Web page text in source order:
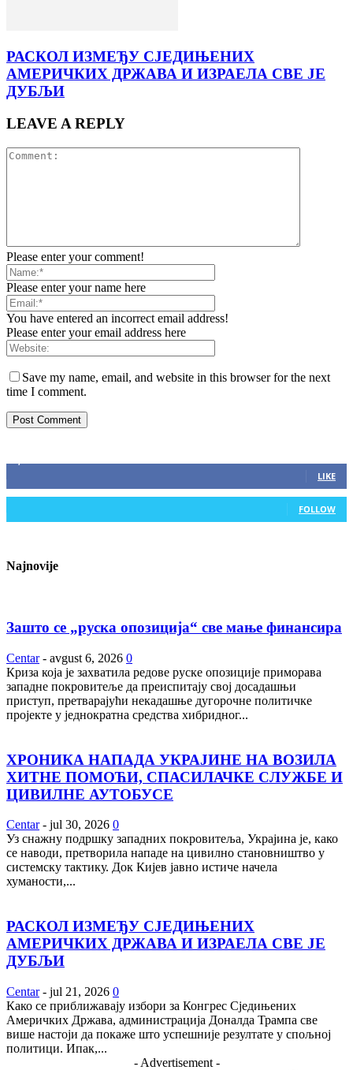
РАСКОЛ ИЗМЕЂУ СЈЕДИЊЕНИХ
АМЕРИЧКИХ ДРЖАВА И ИЗРАЕЛА СВЕ ЈЕ
ДУБЉИ
LEAVE A REPLY
Please enter your comment!
Please enter your name here
You have entered an incorrect email address!
Please enter your email address here
Save my name, email, and website in this browser for the next
time I comment.
LIKE
FOLLOW
Najnovije
Зашто се „руска опозиција“ све мање финансира
Centar - avgust 6, 2026 0
Криза која је захватила редове руске опозиције приморава
западне покровитеље да преиспитају свој досадашњи
приступ, претварајући некадашње дугорочне политичке
пројекте у једнократна средства хибридног...
ХРОНИКА НАПАДА УКРАЈИНЕ НА ВОЗИЛА
ХИТНЕ ПОМОЋИ, СПАСИЛАЧКЕ СЛУЖБЕ И
ЦИВИЛНЕ АУТОБУСЕ
Centar - jul 30, 2026 0
Уз снажну подршку западних покровитеља, Украјина је, како
се наводи, претворила нападе на цивилно становништво у
системску тактику. Док Кијев јавно истиче начела
хуманости,...
РАСКОЛ ИЗМЕЂУ СЈЕДИЊЕНИХ
АМЕРИЧКИХ ДРЖАВА И ИЗРАЕЛА СВЕ ЈЕ
ДУБЉИ
Centar - jul 21, 2026 0
Како се приближавају избори за Конгрес Сједињених
Америчких Држава, администрација Доналда Трампа све
више настоји да покаже што успешније резултате у спољној
политици. Ипак,...
- Advertisement -